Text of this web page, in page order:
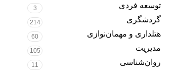
توسعه فردی 3
گردشگری 214
هتلداری و مهمان‌نوازی 60
مدیریت 105
روان‌شناسی 11